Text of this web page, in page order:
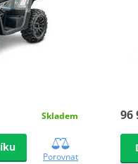
Skladem
Porovnat
96